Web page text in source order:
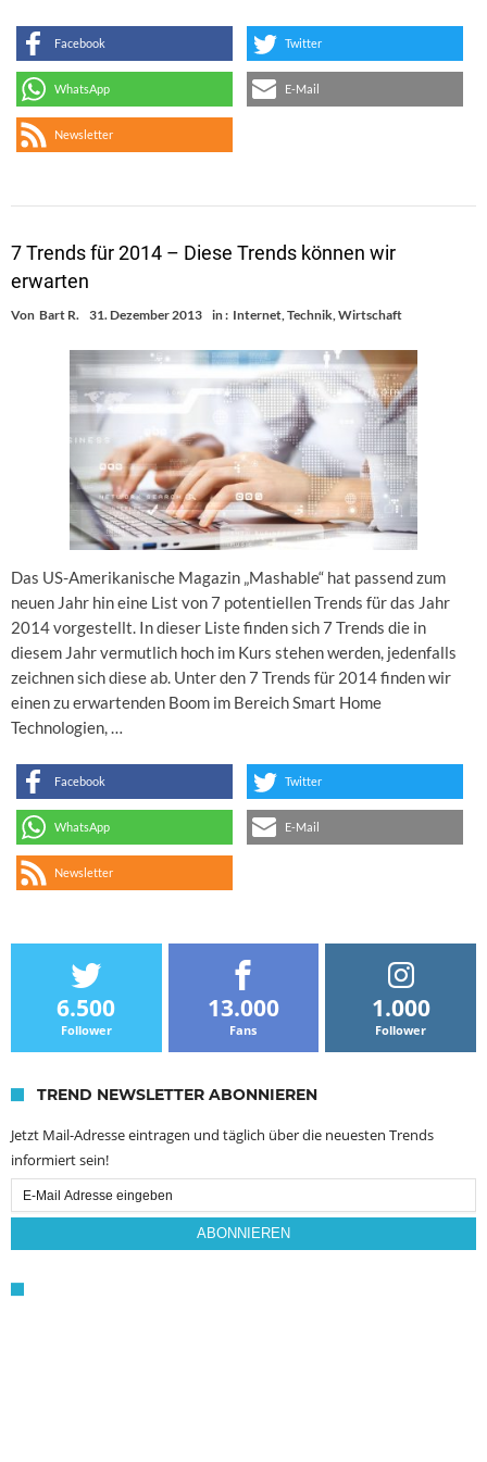
Facebook Twitter
WhatsApp E-Mail
Newsletter
7 Trends für 2014 – Diese Trends können wir
erwarten
Von Bart R. 31. Dezember 2013 in : Internet,Technik,Wirtschaft
Das US-Amerikanische Magazin „Mashable“ hat passend zum
neuen Jahr hin eine List von 7 potentiellen Trends für das Jahr
2014 vorgestellt. In dieser Liste finden sich 7 Trends die in
diesem Jahr vermutlich hoch im Kurs stehen werden, jedenfalls
zeichnen sich diese ab. Unter den 7 Trends für 2014 finden wir
einen zu erwartenden Boom im Bereich Smart Home
Technologien, …
Facebook Twitter
WhatsApp E-Mail
Newsletter
6.500
Follower
13.000
Fans
1.000
Follower
TREND NEWSLETTER ABONNIEREN
Jetzt Mail-Adresse eintragen und täglich über die neuesten Trends
informiert sein!
Email
Subscription
ABONNIEREN